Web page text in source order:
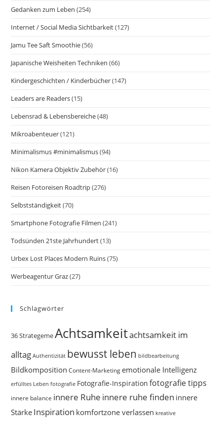
Gedanken zum Leben (254)
Internet / Social Media Sichtbarkeit(127)
Jamu Tee Saft Smoothie(56)
Japanische Weisheiten Techniken (66)
Kindergeschichten / Kinderbücher(147)
Leaders are Readers(15)
Lebensrad & Lebensbereiche(48)
Mikroabenteuer(121)
Minimalismus #minimalismus(94)
Nikon Kamera Objektiv Zubehör(16)
Reisen Fotoreisen Roadtrip(276)
Selbstständigkeit(70)
Smartphone Fotografie Filmen (241)
Todsünden 21ste Jahrhundert(13)
Urbex Lost Places Modern Ruins(75)
Werbeagentur Graz(27)
Schlagwörter
36 StrategemeAchtsamkeitachtsamkeit im
alltag Authentizität bewusst leben bildbearbeitung
Bildkomposition Content-Marketing emotionale Intelligenz
erfülltes Leben fotografie Fotografie-Inspiration fotografie tipps
innere balance innere Ruhe innere ruhe finden innere
Stärke Inspiration komfortzone verlassen kreative